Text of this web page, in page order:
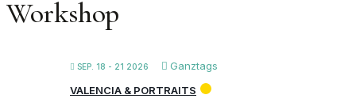
Workshop
SEP. 18 - 21 2026
Ganztags
VALENCIA & PORTRAITS